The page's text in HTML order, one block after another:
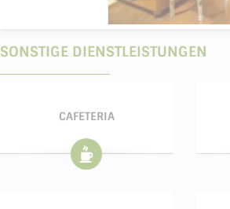
SONSTIGE DIENSTLEISTUNGEN
CAFETERIA